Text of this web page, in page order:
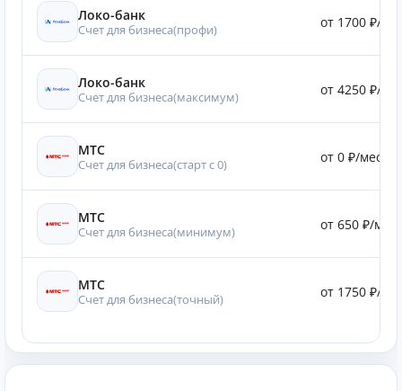
Локо-банк
Счет для бизнеса(профи) от 1700 ₽/
Локо-банк
Счет для бизнеса(максимум) от 4250 ₽/
МТС
Счет для бизнеса(старт с 0) от 0 ₽/мес.
МТС
Счет для бизнеса(минимум) от 650 ₽/мес.
МТС
Счет для бизнеса(точный) от 1750 ₽/